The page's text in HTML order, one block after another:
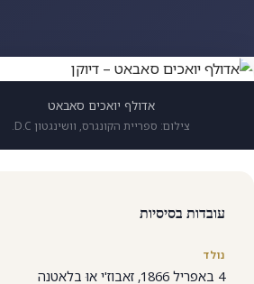
אדולף יואכים סאבאט
צילום: ספריית הקונגרס, וושינגטון D.C.
עובדות בסיסיות
נולד
4 באפריל 1866, זאבוז'י אוּ בלאטנה